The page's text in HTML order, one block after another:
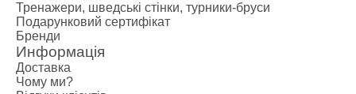
Тренажери, шведські стінки, турники-бруси
Подарунковий сертифікат
Бренди
Информація
Доставка
Чому ми?